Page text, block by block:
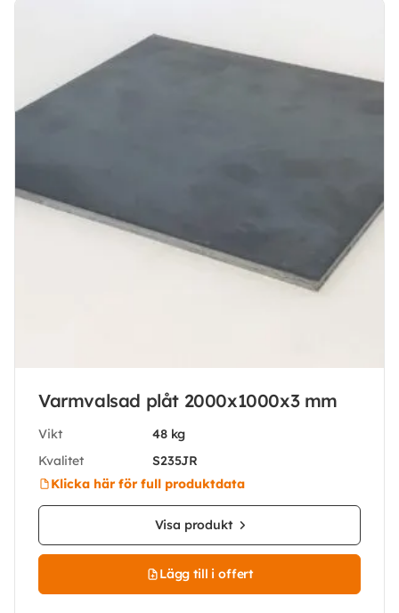
Varmvalsad plåt 2000x1000x3 mm
Vikt
48 kg
Kvalitet
S235JR
Klicka här för full produktdata
Visa produkt
Lägg till i offert